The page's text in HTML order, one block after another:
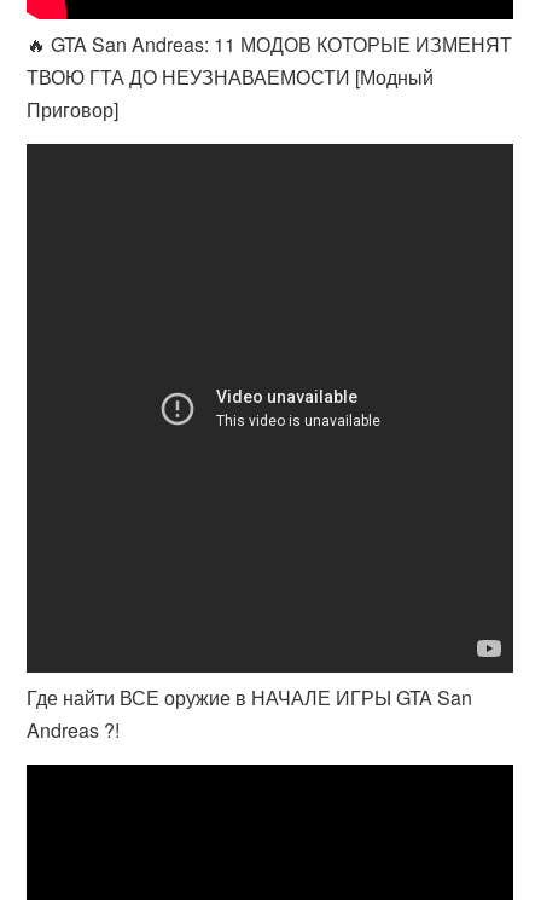
🔥 GTA San Andreas: 11 МОДОВ КОТОРЫЕ ИЗМЕНЯТ
ТВОЮ ГТА ДО НЕУЗНАВАЕМОСТИ [Модный
Приговор]
Где найти ВСЕ оружие в НАЧАЛЕ ИГРЫ GTA San
Andreas ?!